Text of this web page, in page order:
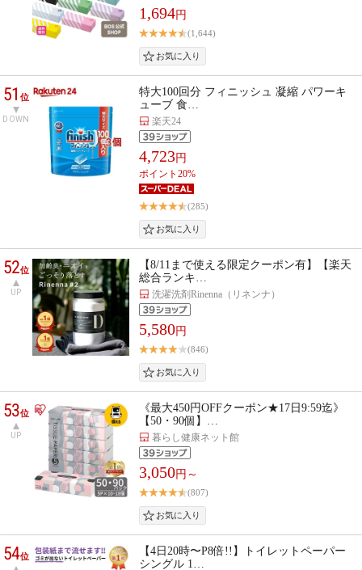
1,694円
(1,644)
51位
DOWN
特大100回分 フィニッシュ 凝縮 パワーキ
ューブ 食…
楽天24
4,723円
ポイント20%
(285)
52位
UP
【8/11まで使える限定クーポン有】【楽天
総合ランキ…
洗濯洗剤Rinenna（リネンナ）
5,580円
(846)
53位
UP
《最大450円OFFクーポン★17日9:59迄》
【50・90個】…
暮らし健康ネット館
3,050円～
(807)
54位
【4日20時〜P8倍!!】トイレットペーパー
シングル 1…